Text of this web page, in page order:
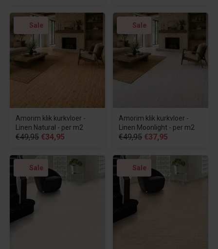
Sale
Amorim klik kurkvloer -
Linen Natural - per m2
€49,95 €34,95
Sale
Amorim klik kurkvloer -
Linen Moonlight - per m2
€49,95 €37,95
Sale Sale